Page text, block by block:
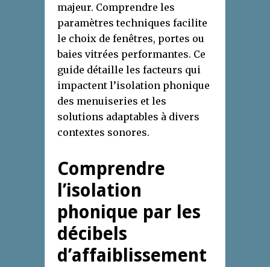
majeur. Comprendre les
paramètres techniques facilite
le choix de fenêtres, portes ou
baies vitrées performantes. Ce
guide détaille les facteurs qui
impactent l’isolation phonique
des menuiseries et les
solutions adaptables à divers
contextes sonores.
Comprendre
l’isolation
phonique par les
décibels
d’affaiblissement